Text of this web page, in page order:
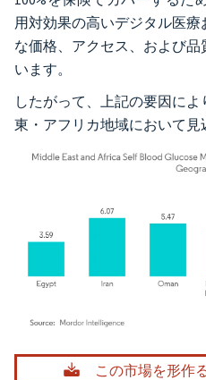
用対効果の高いデジタル医
な価格、アクセス、および
います。
したがって、上記の要因に
東・アフリカ地域において見
画像 © Mordor Intelligence。再利用に
この市場を形作